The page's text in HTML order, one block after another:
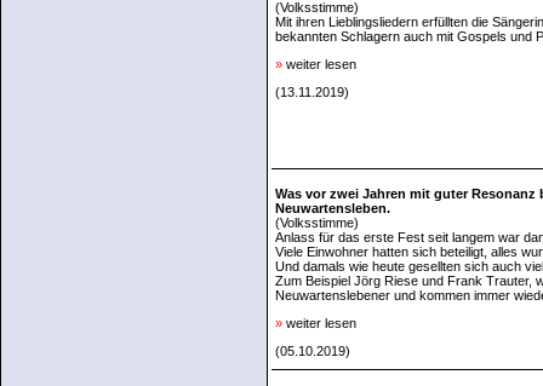
(Volksstimme)
Mit ihren Lieblingsliedern erfüllten die
bekannten Schlagern auch mit Gospels und
» weiter lesen
(13.11.2019)
Was vor zwei Jahren mit guter
Neuwartensleben.
(Volksstimme)
Anlass für das erste Fest seit langem war
Viele Einwohner hatten sich beteiligt, alles
Und damals wie heute gesellten sich auch
Zum Beispiel Jörg Riese und Frank Trauter,
Neuwartenslebener und kommen immer
» weiter lesen
(05.10.2019)